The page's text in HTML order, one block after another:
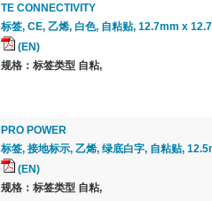
TE CONNECTIVITY
标签, CE, 乙烯, 白色, 自粘贴, 12.7mm x
(EN)
规格：标签类型 自粘,
PRO POWER
标签, 接地标示, 乙烯, 绿底白字, 自粘贴,
(EN)
规格：标签类型 自粘,